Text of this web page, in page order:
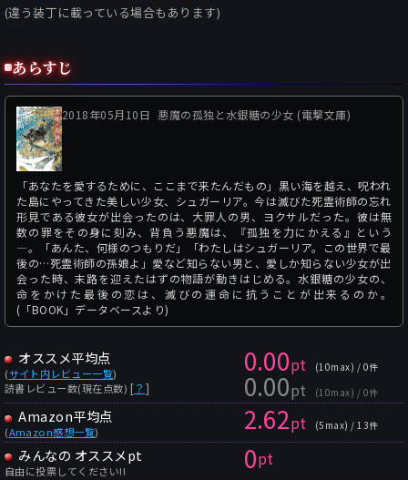
(違う装丁に載っている場合もあります)
あらすじ
2018年05月10日 悪魔の孤独と水銀糖の少女 (電撃文庫)
「あなたを愛するために、ここまで来たんだもの」黒い海を越え、呪われ
た島にやってきた美しい少女、シュガーリア。今は滅びた死霊術師の忘れ
形見である彼女が出会ったのは、大罪人の男、ヨクサルだった。彼は無
数の罪をその身に刻み、背負う悪魔は、『孤独を力にかえる』という
―。「あんた、何様のつもりだ」「わたしはシュガーリア。この世界で最
後の…死霊術師の孫娘よ」愛など知らない男と、愛しか知らない少女が出
会った時、末路を迎えたはずの物語が動きはじめる。水銀糖の少女の、
命をかけた最後の恋は、滅びの運命に抗うことが出来るのか。
(「BOOK」データベースより)
オススメ平均点
(サイト内レビュー一覧)
読書レビュー数(現在点数) [？ ]
0.00pt (10max) / 0件
0.00pt (10max) / 0件
Amazon平均点
(Amazon感想一覧) 2.62pt (5max) / 13件
みんなの オススメpt
自由に投票してください!! 0pt